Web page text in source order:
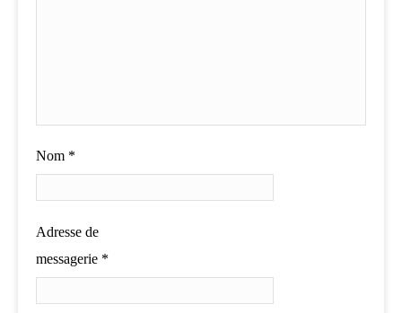
Nom *
Adresse de
messagerie *